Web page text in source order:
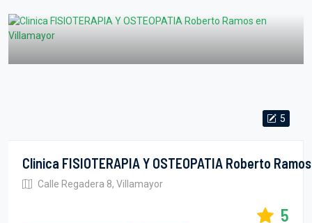
5
Clinica FISIOTERAPIA Y OSTEOPATIA Roberto Ramos
Calle Regadera 8, Villamayor
5